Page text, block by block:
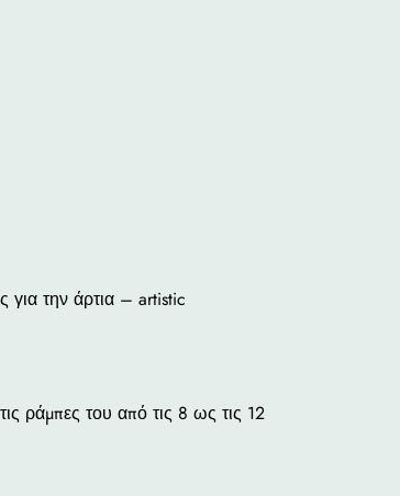
για την άρτια – artistic
ράμπες του από τις 8 ως τις 12